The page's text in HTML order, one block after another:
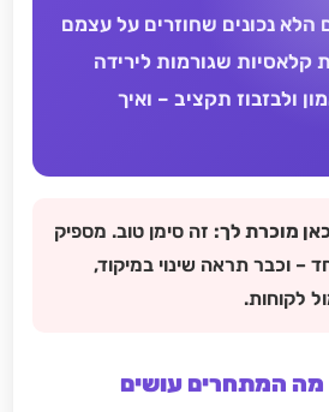
הלא נכונים שחוזרים על עצמם
5 טעויות קלאסיות שגורמות לירידה
ולבזבוז תקציב – ואיך
מוכרת לך: זה סימן טוב. מספיק
– וכבר תראה שינוי במיקוד,
לקוחות.